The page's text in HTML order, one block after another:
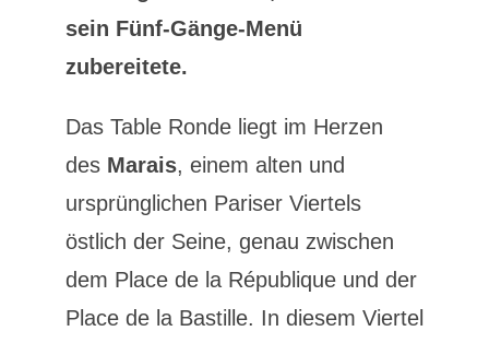
sein Fünf-Gänge-Menü
zubereitete.
Das Table Ronde liegt im Herzen
des Marais, einem alten und
ursprünglichen Pariser Viertels
östlich der Seine, genau zwischen
dem Place de la République und der
Place de la Bastille. In diesem Viertel